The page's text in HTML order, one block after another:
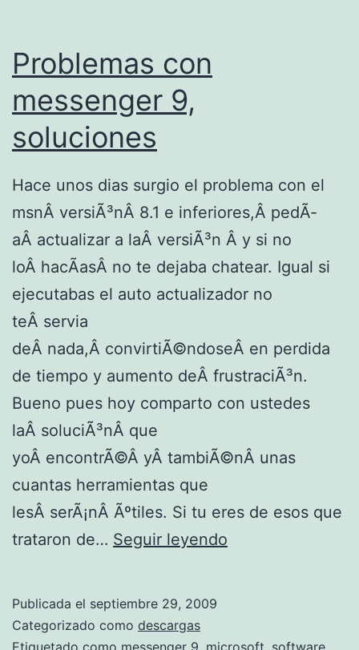
Problemas con
messenger 9,
soluciones
Hace unos dias surgio el problema con el
msnÂ versiÃ³nÂ 8.1 e inferiores,Â pedÃ­
aÂ actualizar a laÂ versiÃ³n Â y si no
loÂ hacÃ­asÂ no te dejaba chatear. Igual si
ejecutabas el auto actualizador no
teÂ servia
deÂ nada,Â convirtiÃ©ndoseÂ en perdida
de tiempo y aumento deÂ frustraciÃ³n.
Bueno pues hoy comparto con ustedes
laÂ soluciÃ³nÂ que
yoÂ encontrÃ©Â yÂ tambiÃ©nÂ unas
cuantas herramientas que
lesÂ serÃ¡nÂ Ãºtiles. Si tu eres de esos que
trataron de… Seguir leyendo
Publicada el septiembre 29, 2009
Categorizado como descargas
Etiquetado como messenger 9, microsoft, software